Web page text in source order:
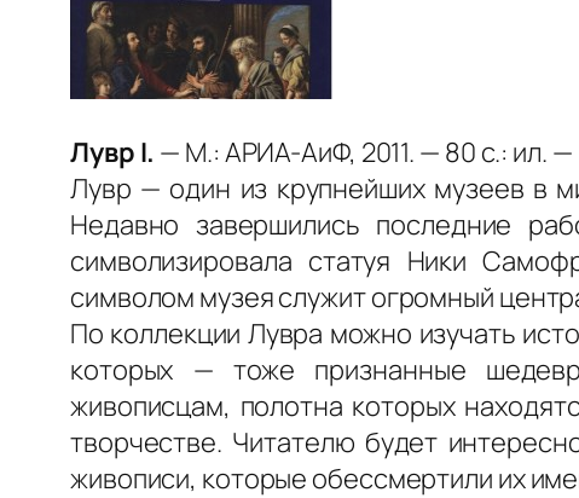
Лувр I. — М.: АРИА-АиФ, 2011. — 80 с.: ил.
Лувр — один из крупнейших музеев в
Недавно завершились последние
символизировала статуя Ники
символом музея служит огромный
По коллекции Лувра можно изучать
которых — тоже признанные
живописцам, полотна которых
творчестве. Читателю будет
живописи, которые обессмертили их